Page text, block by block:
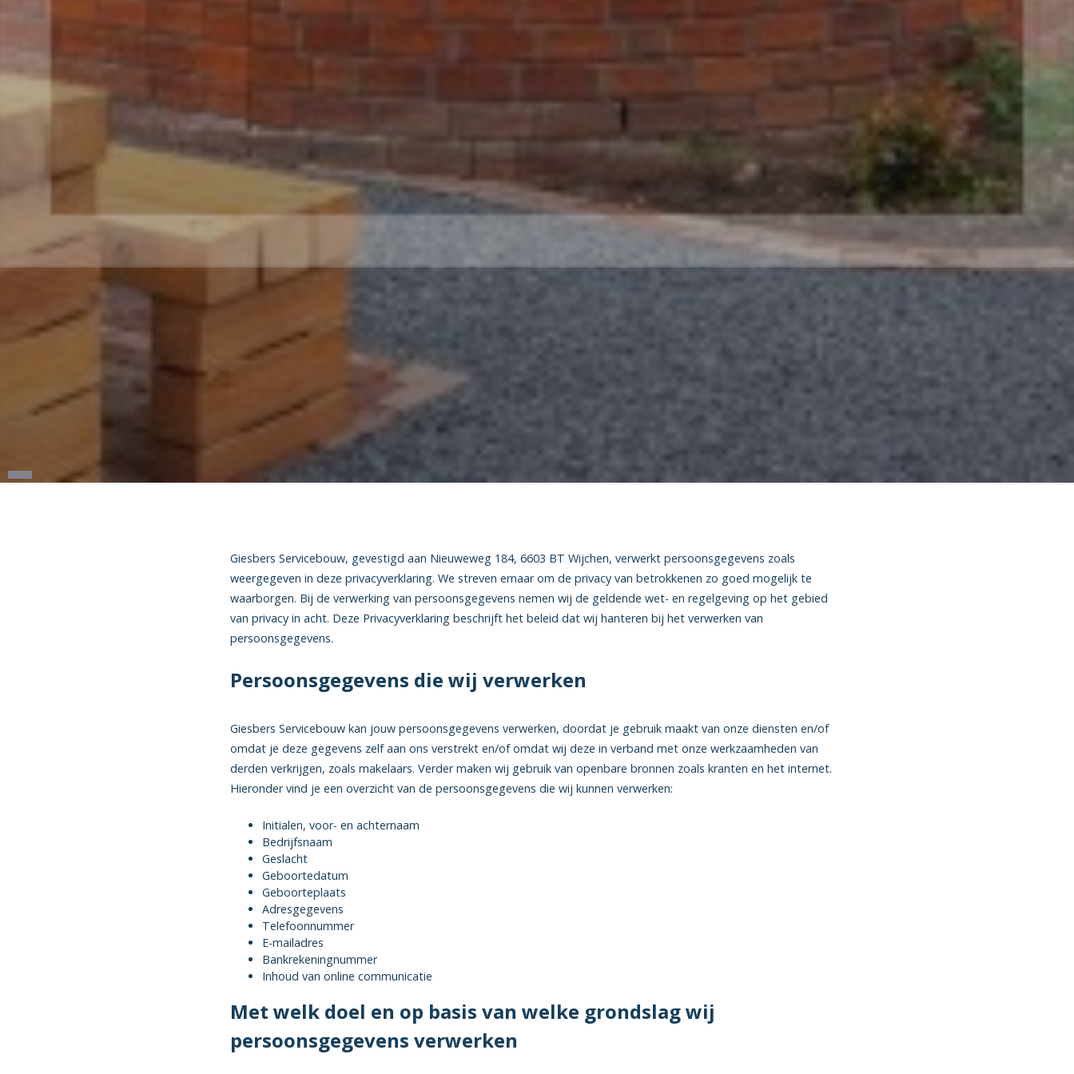
Giesbers Servicebouw, gevestigd aan Nieuweweg 184, 6603 BT Wijchen, verwerkt persoonsgegevens zoals
weergegeven in deze privacyverklaring. We streven ernaar om de privacy van betrokkenen zo goed mogelijk te
waarborgen. Bij de verwerking van persoonsgegevens nemen wij de geldende wet- en regelgeving op het gebied
van privacy in acht. Deze Privacyverklaring beschrijft het beleid dat wij hanteren bij het verwerken van
persoonsgegevens.
Persoonsgegevens die wij verwerken
Giesbers Servicebouw kan jouw persoonsgegevens verwerken, doordat je gebruik maakt van onze diensten en/of
omdat je deze gegevens zelf aan ons verstrekt en/of omdat wij deze in verband met onze werkzaamheden van
derden verkrijgen, zoals makelaars. Verder maken wij gebruik van openbare bronnen zoals kranten en het internet.
Hieronder vind je een overzicht van de persoonsgegevens die wij kunnen verwerken:
Initialen, voor- en achternaam
Bedrijfsnaam
Geslacht
Geboortedatum
Geboorteplaats
Adresgegevens
Telefoonnummer
E-mailadres
Bankrekeningnummer
Inhoud van online communicatie
Met welk doel en op basis van welke grondslag wij
persoonsgegevens verwerken